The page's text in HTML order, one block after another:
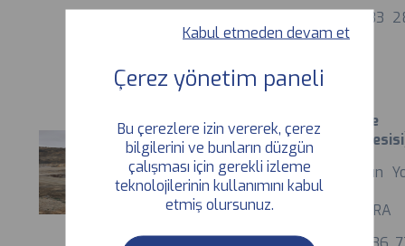
0533
37 54
TESİSİ (Ocak ve
Kırma Eleme
ADRES:
Samsun
35.Km
Elmadağ/ANKARA
Kabul etmeden devam et
Bu çerezlere izin vererek, çerez
bilgilerini ve bunların düzgün
çalışması için gerekli izleme
teknolojilerinin kullanımını kabul
etmiş olursunuz.